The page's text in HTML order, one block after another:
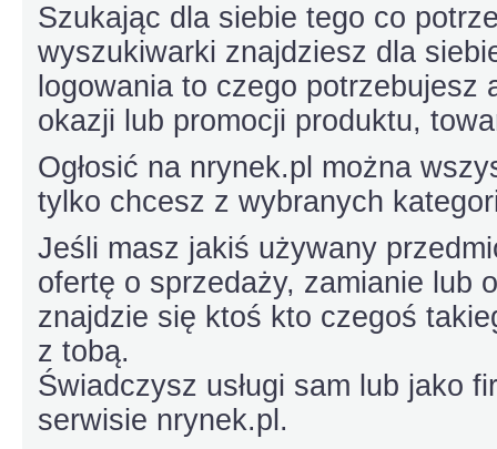
Szukając dla siebie tego co
wyszukiwarki znajdziesz dla
logowania to czego potrzebujesz
okazji lub promocji produktu,
Ogłosić na nrynek.pl można
tylko chcesz z wybranych
Jeśli masz jakiś używany
ofertę o sprzedaży, zamianie lub
znajdzie się ktoś kto czegoś
z tobą.
Świadczysz usługi sam lub jako
serwisie nrynek.pl.